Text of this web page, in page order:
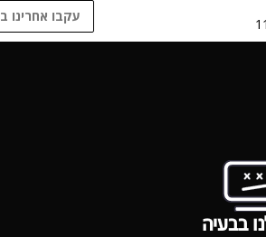
עקבו אחרינו
בבעיה